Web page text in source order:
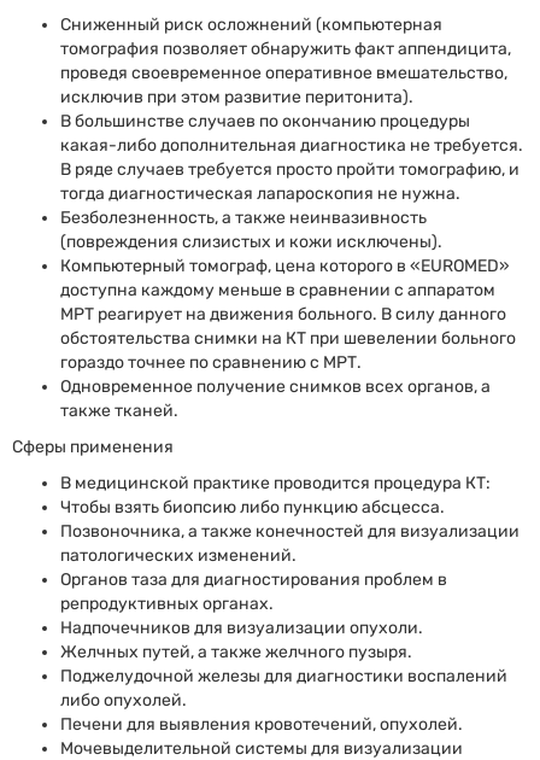
Сниженный риск осложнений (компьютерная
томография позволяет обнаружить факт аппендицита,
проведя своевременное оперативное вмешательство,
исключив при этом развитие перитонита).
В большинстве случаев по окончанию процедуры
какая-либо дополнительная диагностика не требуется.
В ряде случаев требуется просто пройти томографию, и
тогда диагностическая лапароскопия не нужна.
Безболезненность, а также неинвазивность
(повреждения слизистых и кожи исключены).
Компьютерный томограф, цена которого в «EUROMED»
доступна каждому меньше в сравнении с аппаратом
МРТ реагирует на движения больного. В силу данного
обстоятельства снимки на КТ при шевелении больного
гораздо точнее по сравнению с МРТ.
Одновременное получение снимков всех органов, а
также тканей.
Сферы применения
В медицинской практике проводится процедура КТ:
Чтобы взять биопсию либо пункцию абсцесса.
Позвоночника, а также конечностей для визуализации
патологических изменений.
Органов таза для диагностирования проблем в
репродуктивных органах.
Надпочечников для визуализации опухоли.
Желчных путей, а также желчного пузыря.
Поджелудочной железы для диагностики воспалений
либо опухолей.
Печени для выявления кровотечений, опухолей.
Мочевыделительной системы для визуализации